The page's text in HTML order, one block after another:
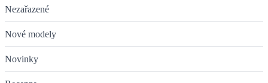
Nezařazené
Nové modely
Novinky